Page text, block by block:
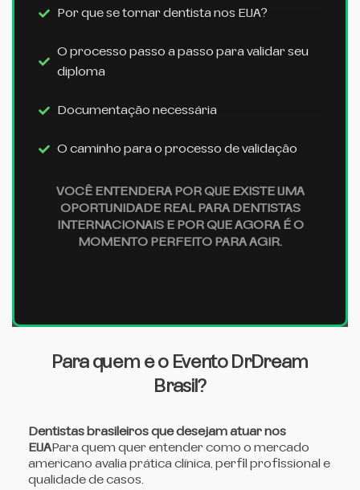
Para quem é o Evento DrDream
Brasil?
Dentistas brasileiros que desejam atuar nos
EUAPara quem quer entender como o mercado
americano avalia prática clínica, perfil profissional e
qualidade de casos.
Por que se tornar dentista nos EUA?
O processo passo a passo para validar seu
diploma
Documentação necessária
O caminho para o processo de validação
VOCÊ ENTENDERÁ POR QUE EXISTE UMA
OPORTUNIDADE REAL PARA DENTISTAS
INTERNACIONAIS E POR QUE AGORA É O
MOMENTO PERFEITO PARA AGIR.